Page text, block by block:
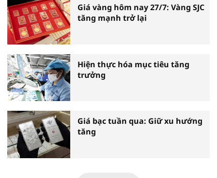
Giá vàng hôm nay 27/7: Vàng SJC
tăng mạnh trở lại
Hiện thực hóa mục tiêu tăng
trưởng
Giá bạc tuần qua: Giữ xu hướng
tăng